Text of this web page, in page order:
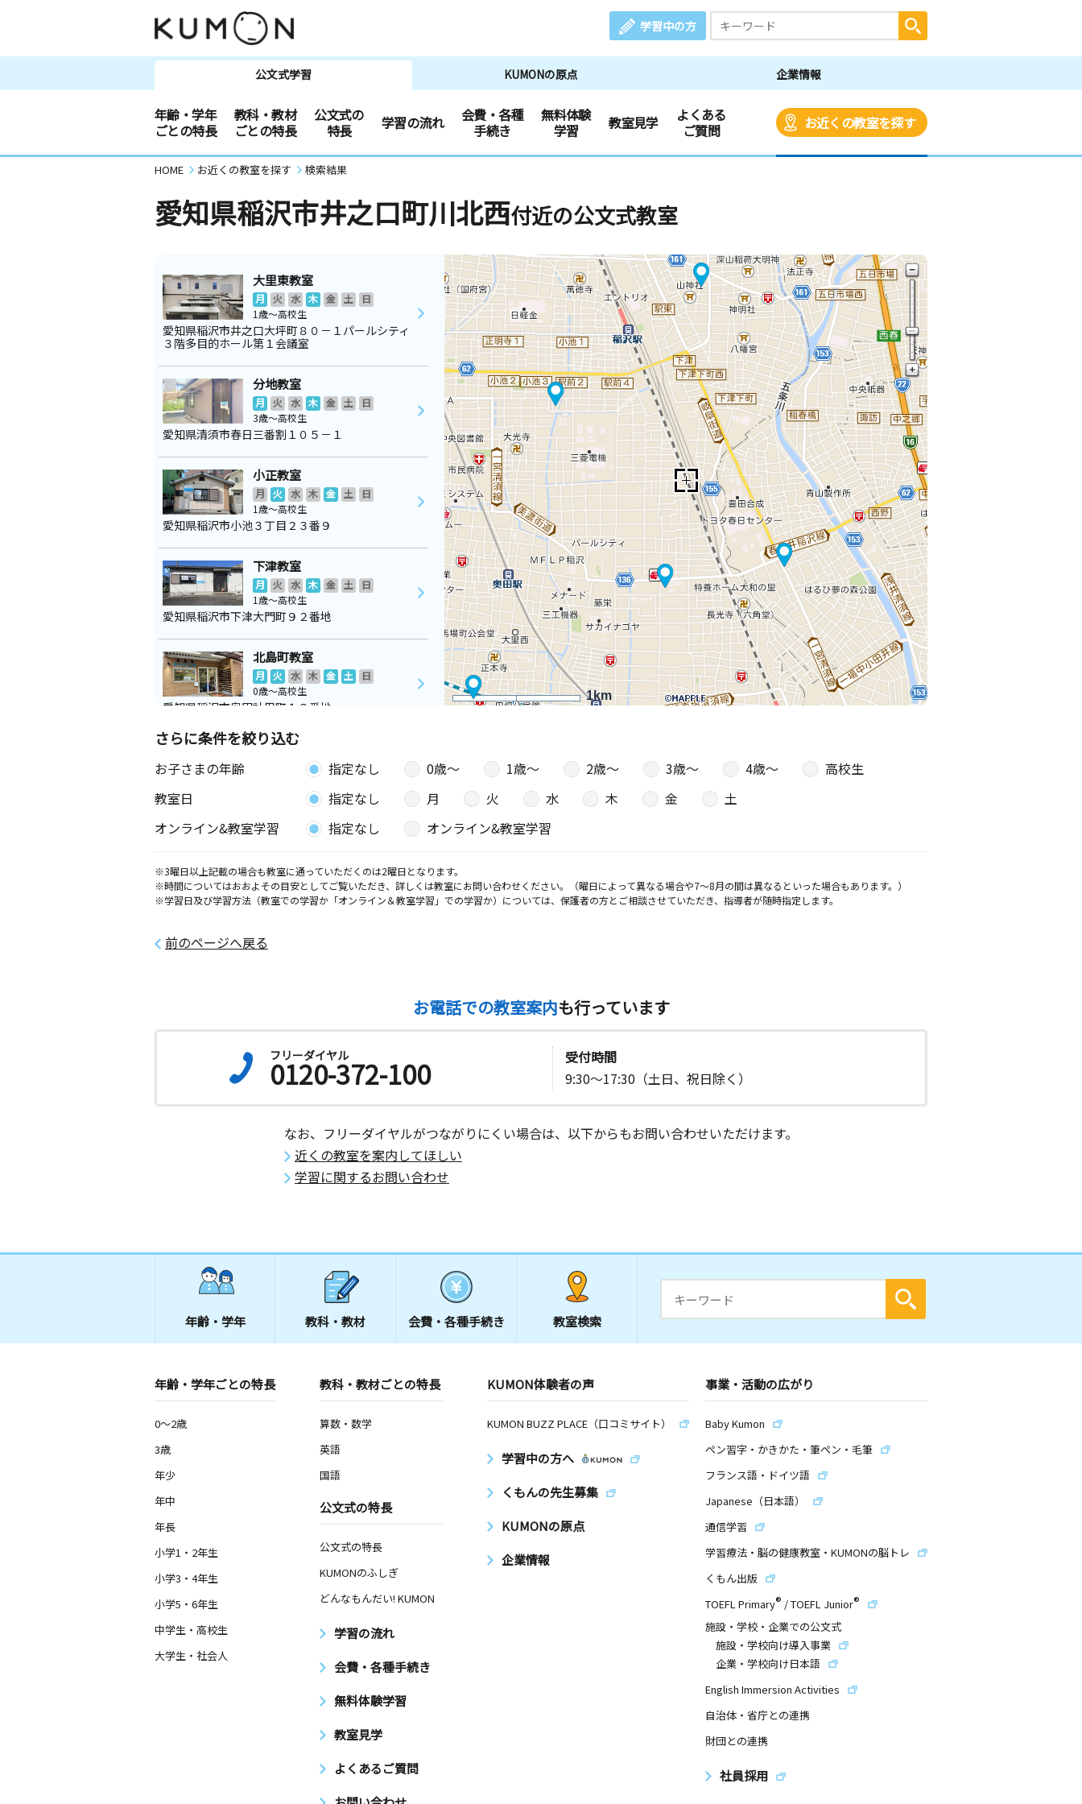
学習中の方
公文式学習 KUMONの原点 企業情報
年齢・学年
ごとの特長
教科・教材
ごとの特長
公文式の
特長
学習の流れ
会費・各種
手続き
無料体験
学習
教室見学
よくある
ご質問
お近くの教室を探す
HOME お近くの教室を探す 検索結果
愛知県稲沢市井之口町川北西付近の公文式教室
1km
大里東教室
月 火 水 木 金 土
日
1歳～高校生
愛知県稲沢市井之口大坪町８０－１パールシティ
３階多目的ホール第１会議室
分地教室
月 火 水 木 金 土
日
3歳～高校生
愛知県清須市春日三番割１０５－１
小正教室
月 火 水 木 金 土
日
1歳～高校生
愛知県稲沢市小池３丁目２３番９
下津教室
月 火 水 木 金 土
日
1歳～高校生
愛知県稲沢市下津大門町９２番地
北島町教室
月 火 水 木 金 土
日
0歳～高校生
愛知県稲沢市奥田計用町１３番地
さらに条件を絞り込む
お子さまの年齢 指定なし 0歳〜 1歳〜 2歳〜 3歳〜 4歳〜
高校生
教室日
指定なし 月 火 水 木 金
土
オンライン&教室学習
指定なし オンライン&教室学習
※3曜日以上記載の場合も教室に通っていただくのは2曜日となります。
※時間についてはおおよその目安としてご覧いただき、詳しくは教室にお問い合わせください。（曜日によって異なる場合や7～8月の間は異なるといった場合もあります。）
※学習日及び学習方法（教室での学習か「オンライン＆教室学習」での学習か）については、保護者の方とご相談させていただき、指導者が随時指定します。
前のページへ戻る
お電話での教室案内も行っています
フリーダイヤル
0120-372-100
受付時間
9:30～17:30（土日、祝日除く）
なお、フリーダイヤルがつながりにくい場合は、以下からもお問い合わせいただけます。
近くの教室を案内してほしい
学習に関するお問い合わせ
年齢・学年 教科・教材 会費・ 各種手続き 教室検索
年齢・学年ごとの特長
0～2歳
3歳
年少
年中
年長
小学1・2年生
小学3・4年生
小学5・6年生
中学生・高校生
大学生・社会人
教科・教材ごとの特長
算数・数学
英語
国語
公文式の特長
公文式の特長
KUMONのふしぎ
どんなもんだい! KUMON
学習の流れ
会費・各種手続き
無料体験学習
教室見学
よくあるご質問
KUMON体験者の声
KUMON BUZZ PLACE（口コミサイト）
学習中の方へ
くもんの先生募集
KUMONの原点
企業情報
事業・活動の広がり
Baby Kumon
ペン習字・かきかた・筆ペン・毛筆
フランス語・ドイツ語
Japanese（日本語）
通信学習
学習療法・脳の健康教室・KUMONの脳トレ
くもん出版
TOEFL Primary® /TOEFL Junior®
施設・学校・企業での公文式
施設・学校向け導入事業
企業・学校向け日本語
English Immersion Activities
自治体・省庁との連携
財団との連携
社員採用